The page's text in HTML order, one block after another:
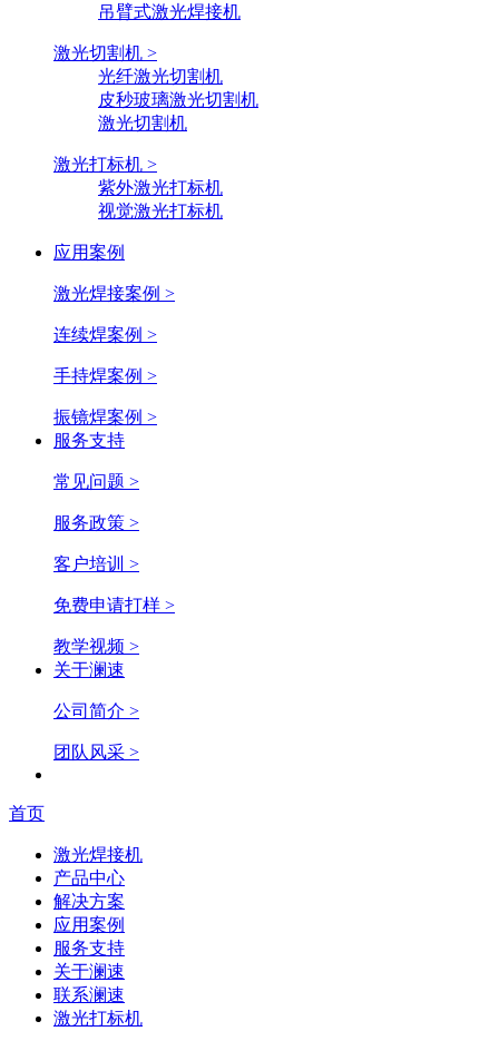
吊臂式激光焊接机
激光切割机 >
光纤激光切割机
皮秒玻璃激光切割机
激光切割机
激光打标机 >
紫外激光打标机
视觉激光打标机
应用案例
激光焊接案例 >
连续焊案例 >
手持焊案例 >
振镜焊案例 >
服务支持
常见问题 >
服务政策 >
客户培训 >
免费申请打样 >
教学视频 >
关于澜速
公司简介 >
团队风采 >
首页
激光焊接机
产品中心
解决方案
应用案例
服务支持
关于澜速
联系澜速
激光打标机